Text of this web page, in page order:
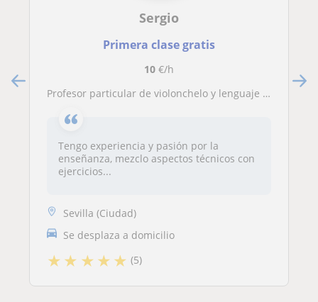
Sergio
Primera clase gratis
10€/h
Profesor particular de violonchelo y lenguaje musical en Sevilla
Tengo experiencia y pasión por la
enseñanza, mezclo aspectos técnicos con
ejercicios...
Sevilla (Ciudad)
Se desplaza a domicilio
★★ ★★★ (5)